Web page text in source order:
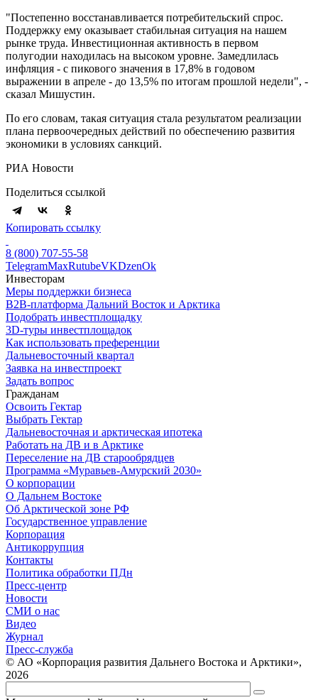
"Постепенно восстанавливается потребительский спрос.
Поддержку ему оказывает стабильная ситуация на нашем
рынке труда. Инвестиционная активность в первом
полугодии находилась на высоком уровне. Замедлилась
инфляция - с пикового значения в 17,8% в годовом
выражении в апреле - до 13,5% по итогам прошлой недели", -
сказал Мишустин.
По его словам, такая ситуация стала результатом реализации
плана первоочередных действий по обеспечению развития
экономики в условиях санкций.
РИА Новости
Поделиться ссылкой
Копировать ссылку
8 (800) 707-55-58
TelegramMaxRutubeVKDzenOk
Инвесторам
Меры поддержки бизнеса
B2B-платформа Дальний Восток и Арктика
Подобрать инвестплощадку
3D-туры инвестплощадок
Как использовать преференции
Дальневосточный квартал
Заявка на инвестпроект
Задать вопрос
Гражданам
Освоить Гектар
Выбрать Гектар
Дальневосточная и арктическая ипотека
Работать на ДВ и в Арктике
Переселение на ДВ старообрядцев
Программа «Муравьев-Амурский 2030»
О корпорации
О Дальнем Востоке
Об Арктической зоне РФ
Государственное управление
Корпорация
Антикоррупция
Контакты
Политика обработки ПДн
Пресс-центр
Новости
СМИ о нас
Видео
Журнал
Пресс-служба
© АО «Корпорация развития Дальнего Востока и Арктики»,
2026